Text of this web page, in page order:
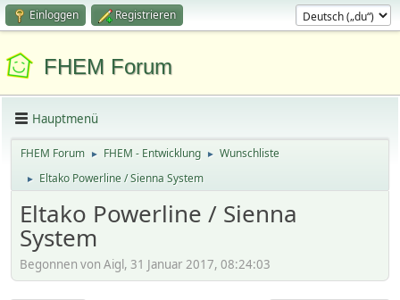
Einloggen Registrieren
FHEM Forum
Hauptmenü
FHEM Forum ► FHEM - Entwicklung ► Wunschliste
► Eltako Powerline / Sienna System
Eltako Powerline / Sienna
System
Begonnen von Aigl, 31 Januar 2017, 08:24:03